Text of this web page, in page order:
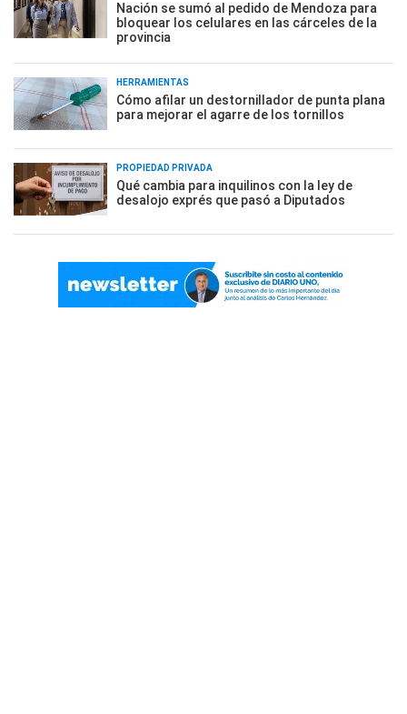
Nación se sumó al pedido de Mendoza para
bloquear los celulares en las cárceles de la
provincia
HERRAMIENTAS
Cómo afilar un destornillador de punta plana
para mejorar el agarre de los tornillos
PROPIEDAD PRIVADA
Qué cambia para inquilinos con la ley de
desalojo exprés que pasó a Diputados